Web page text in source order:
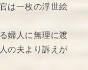
は一枚の浮世絵
婦人に無理に渡
の夫より訴えが